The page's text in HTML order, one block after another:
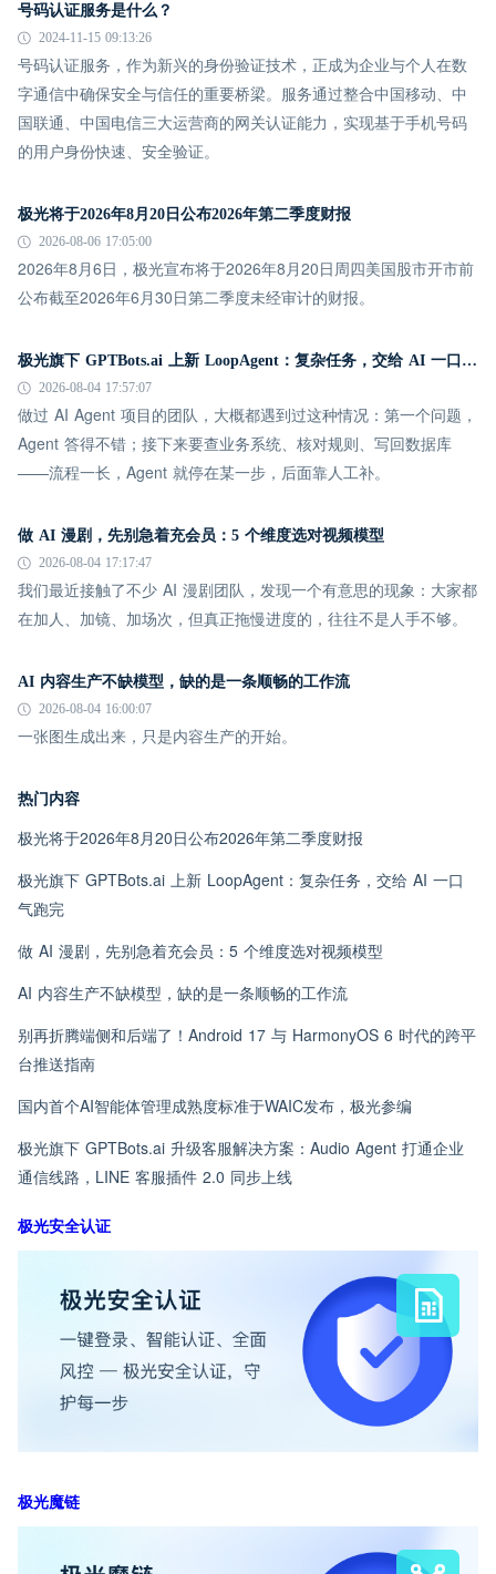
号码认证服务是什么？
2024-11-15 09:13:26
号码认证服务，作为新兴的身份验证技术，正成为企业与个人在数
字通信中确保安全与信任的重要桥梁。服务通过整合中国移动、中
国联通、中国电信三大运营商的网关认证能力，实现基于手机号码
的用户身份快速、安全验证。
极光将于2026年8月20日公布2026年第二季度财报
2026-08-06 17:05:00
2026年8月6日，极光宣布将于2026年8月20日周四美国股市开市前
公布截至2026年6月30日第二季度未经审计的财报。
极光旗下 GPTBots.ai 上新 LoopAgent：复杂任务，交给 AI 一口气跑完
2026-08-04 17:57:07
做过 AI Agent 项目的团队，大概都遇到过这种情况：第一个问题，
Agent 答得不错；接下来要查业务系统、核对规则、写回数据库
——流程一长，Agent 就停在某一步，后面靠人工补。
做 AI 漫剧，先别急着充会员：5 个维度选对视频模型
2026-08-04 17:17:47
我们最近接触了不少 AI 漫剧团队，发现一个有意思的现象：大家都
在加人、加镜、加场次，但真正拖慢进度的，往往不是人手不够。
AI 内容生产不缺模型，缺的是一条顺畅的工作流
2026-08-04 16:00:07
一张图生成出来，只是内容生产的开始。
热门内容
极光将于2026年8月20日公布2026年第二季度财报
极光旗下 GPTBots.ai 上新 LoopAgent：复杂任务，交给 AI 一口
气跑完
做 AI 漫剧，先别急着充会员：5 个维度选对视频模型
AI 内容生产不缺模型，缺的是一条顺畅的工作流
别再折腾端侧和后端了！Android 17 与 HarmonyOS 6 时代的跨平
台推送指南
国内首个AI智能体管理成熟度标准于WAIC发布，极光参编
极光旗下 GPTBots.ai 升级客服解决方案：Audio Agent 打通企业
通信线路，LINE 客服插件 2.0 同步上线
极光安全认证
极光魔链